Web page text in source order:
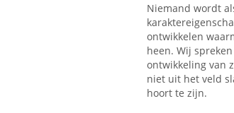
Niemand wordt
ontwikkelen
heen. Wij
ontwikkeling van
niet uit het veld
hoort te zijn.